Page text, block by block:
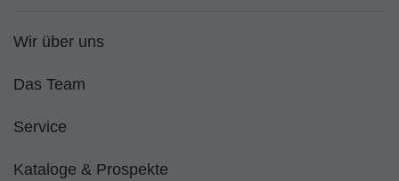
Wir über uns
Das Team
Service
Kataloge & Prospekte